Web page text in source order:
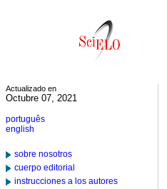
Actualizado en
Octubre 07, 2021
português
english
sobre nosotros
cuerpo editorial
instrucciones a los autores